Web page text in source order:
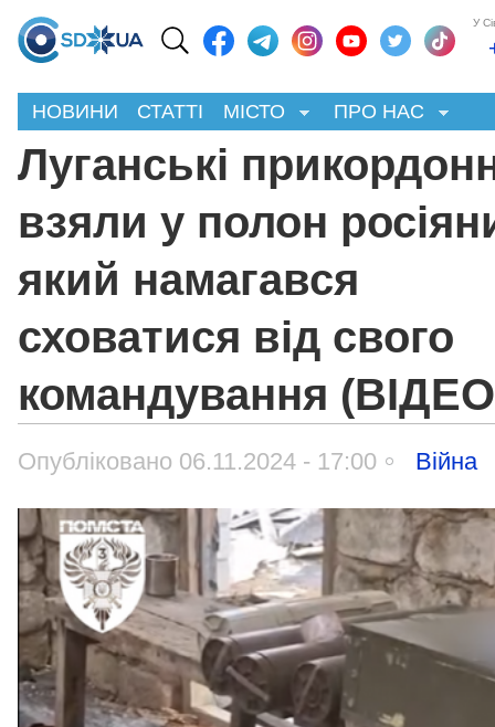
У
НОВИНИ СТАТТІ МІСТО ПРО НАС
Луганські
взяли у полон
який намагався
сховатися від свого
командування
Опубліковано 06.11.2024 - 17:00 Війна